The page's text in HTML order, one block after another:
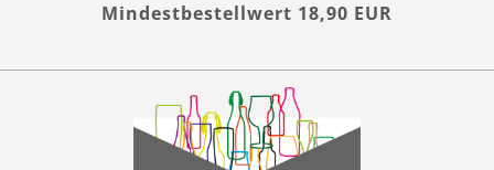
Mindestbestellwert 18,90 EUR